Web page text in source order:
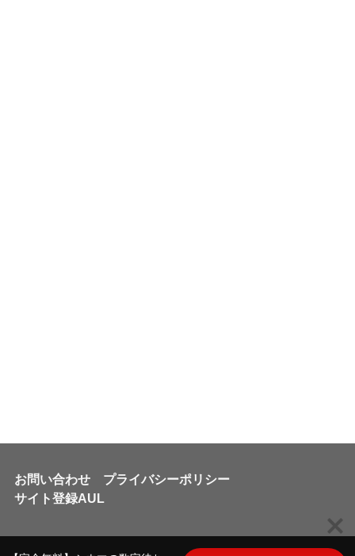
お問い合わせ
プライバシーポリシー
サイト登録AUL